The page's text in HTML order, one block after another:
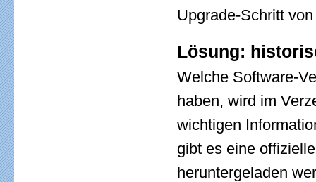
Upgrade-Schritt
Lösung:
Welche Software-
haben, wird im
wichtigen
gibt es eine
heruntergeladen